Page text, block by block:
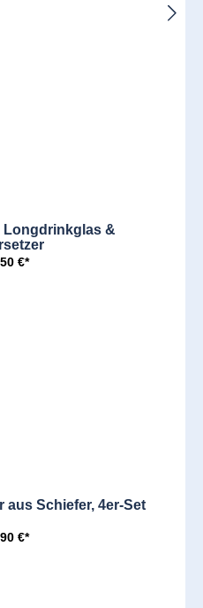
Longdrinkglas &
€*
aus Schiefer, 4er-Set
€*